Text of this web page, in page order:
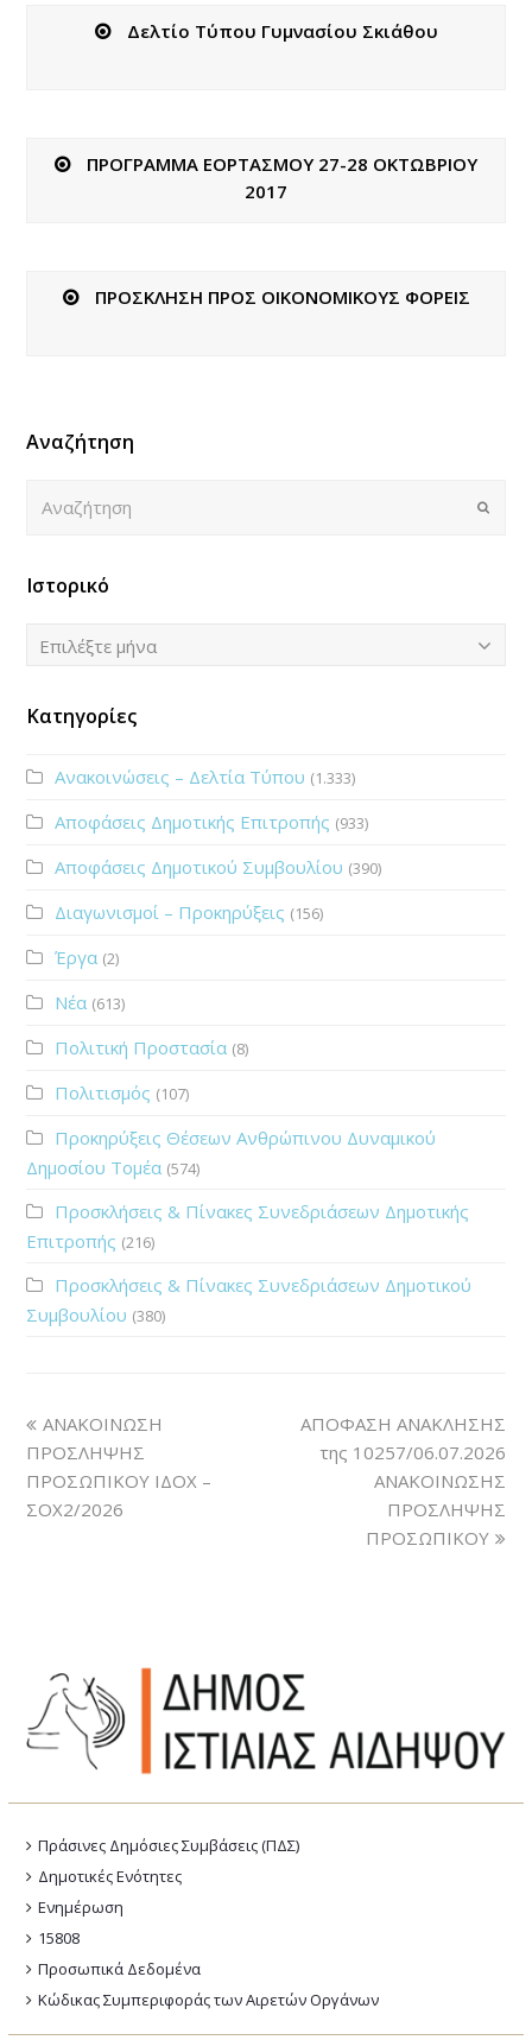
Δελτίο Tύπου Γυμνασίου Σκιάθου
ΠΡΟΓΡΑΜΜΑ ΕΟΡΤΑΣΜΟΥ 27-28 ΟΚΤΩΒΡΙΟΥ
2017
ΠΡΟΣΚΛΗΣΗ ΠΡΟΣ ΟΙΚΟΝΟΜΙΚΟΥΣ ΦΟΡΕΙΣ
Αναζήτηση
Submit
Ιστορικό
Ιστορικό
Επιλέξτε μήνα
Κατηγορίες
Ανακοινώσεις – Δελτία Τύπου (1.333)
Αποφάσεις Δημοτικής Επιτροπής (933)
Αποφάσεις Δημοτικού Συμβουλίου (390)
Διαγωνισμοί – Προκηρύξεις (156)
Έργα (2)
Νέα (613)
Πολιτική Προστασία (8)
Πολιτισμός (107)
Προκηρύξεις Θέσεων Ανθρώπινου Δυναμικού
Δημοσίου Τομέα (574)
Προσκλήσεις & Πίνακες Συνεδριάσεων Δημοτικής
Επιτροπής (216)
Προσκλήσεις & Πίνακες Συνεδριάσεων Δημοτικού
Συμβουλίου (380)
ΑΝΑΚΟΙΝΩΣΗ
ΠΡΟΣΛΗΨΗΣ
ΠΡΟΣΩΠΙΚΟΥ ΙΔΟΧ –
ΣΟΧ2/2026
ΑΠΟΦΑΣΗ ΑΝΑΚΛΗΣΗΣ
της 10257/06.07.2026
ΑΝΑΚΟΙΝΩΣΗΣ
ΠΡΟΣΛΗΨΗΣ
ΠΡΟΣΩΠΙΚΟΥ
Πράσινες Δημόσιες Συμβάσεις (ΠΔΣ)
Δημοτικές Ενότητες
Ενημέρωση
15808
Προσωπικά Δεδομένα
Κώδικας Συμπεριφοράς των Αιρετών Οργάνων